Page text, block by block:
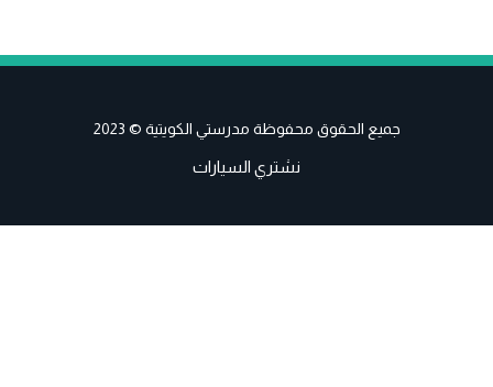
جميع الحقوق محفوظة مدرستي الكويتية © 2023
نشتري السيارات